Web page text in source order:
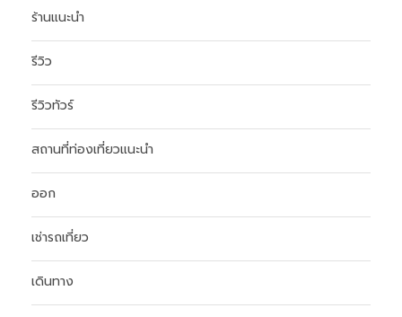
ร้านแนะนำ
รีวิว
รีวิวทัวร์
สถานที่ท่องเที่ยวแนะนำ
ออก
เช่ารถเที่ยว
เดินทาง